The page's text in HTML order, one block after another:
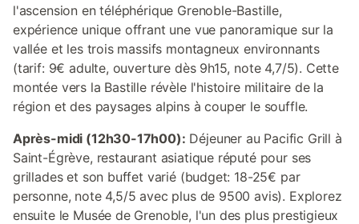
l'ascension en téléphérique Grenoble-Bastille,
expérience unique offrant une vue panoramique sur la
vallée et les trois massifs montagneux environnants
(tarif: 9€ adulte, ouverture dès 9h15, note 4,7/5). Cette
montée vers la Bastille révèle l'histoire militaire de la
région et des paysages alpins à couper le souffle.
Après-midi (12h30-17h00): Déjeuner au Pacific Grill à
Saint-Égrève, restaurant asiatique réputé pour ses
grillades et son buffet varié (budget: 18-25€ par
personne, note 4,5/5 avec plus de 9500 avis). Explorez
ensuite le Musée de Grenoble, l'un des plus prestigieux